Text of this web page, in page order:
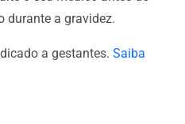
durante a gravidez.
a gestantes. Saiba